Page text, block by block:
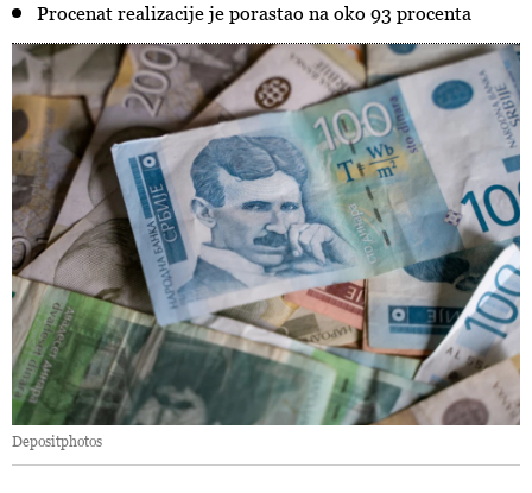
Procenat realizacije je porastao na oko 93 procenta
Depositphotos